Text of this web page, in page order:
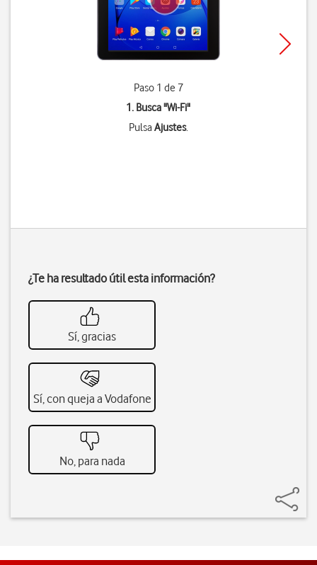
Paso 1 de 7
1. Busca "Wi-Fi"
PulsaAjustes.
¿Te ha resultado útil esta información?
Sí, gracias
Sí, con queja a Vodafone
No, para nada